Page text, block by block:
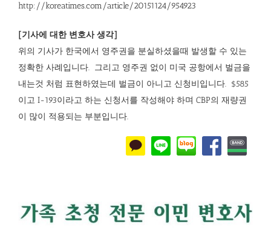
http://koreatimes.com/article/20151124/954923
[기사에 대한 변호사 생각]
위의 기사가 한국에서 영주권을 분실하셨을때 발생할 수 있는
정확한 사례입니다. 그리고 영주권 없이 미국 공항에서 벌금을
내는것 처럼 표현하였는데 벌금이 아니고 신청비입니다. $585
이고 I-193이라고 하는 신청서를 작성해야 하며 CBP의 재량권
이 많이 적용되는 부분입니다.